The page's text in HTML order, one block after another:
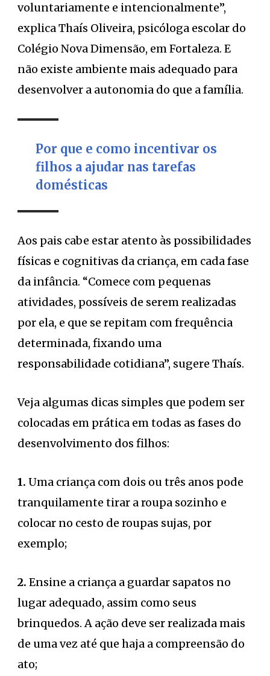
voluntariamente e intencionalmente”,
explica Thaís Oliveira, psicóloga escolar do
Colégio Nova Dimensão, em Fortaleza. E
não existe ambiente mais adequado para
desenvolver a autonomia do que a família.
Por que e como incentivar os
filhos a ajudar nas tarefas
domésticas
Aos pais cabe estar atento às possibilidades
físicas e cognitivas da criança, em cada fase
da infância. “Comece com pequenas
atividades, possíveis de serem realizadas
por ela, e que se repitam com frequência
determinada, fixando uma
responsabilidade cotidiana”, sugere Thaís.
Veja algumas dicas simples que podem ser
colocadas em prática em todas as fases do
desenvolvimento dos filhos:
1. Uma criança com dois ou três anos pode
tranquilamente tirar a roupa sozinho e
colocar no cesto de roupas sujas, por
exemplo;
2. Ensine a criança a guardar sapatos no
lugar adequado, assim como seus
brinquedos. A ação deve ser realizada mais
de uma vez até que haja a compreensão do
ato;